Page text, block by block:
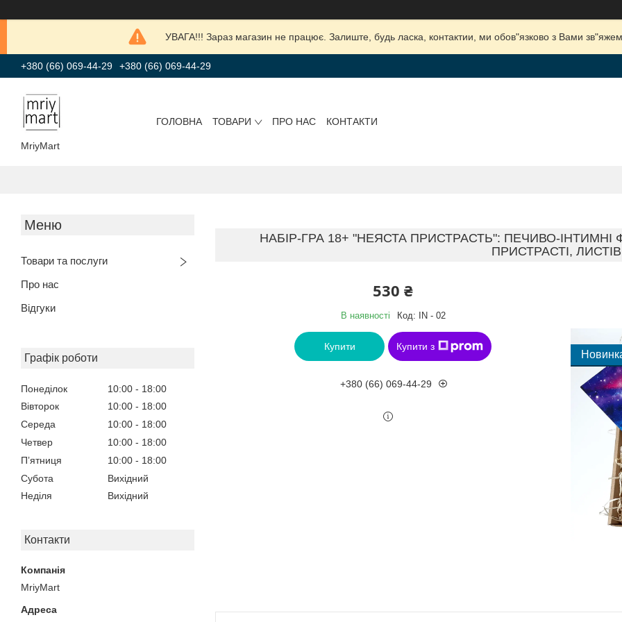
УВАГА!!! Зараз магазин не працює. Залиште, будь ласка, контактии, ми обов"язково з Вами
+380 (66) 069-44-29 +380 (66) 069-44-29
MriyMart
ГОЛОВНА ТОВАРИ ПРО НАС КОНТАКТИ
Товари та послуги
Про нас
Відгуки
Графік роботи
Понеділок 10:00
18:00
Вівторок
10:00
18:00
Середа
10:00
18:00
Четвер
10:00
18:00
Пʼятниця
10:00
18:00
Субота
Вихідний
Неділя
Вихідний
Контакти
MriyMart
НАБІР-ГРА 18+ "НЕЯСТА ПРИСТРАСТЬ": ПЕЧИВО-
ПРИСТРАСТІ,
530 ₴
В наявності Код: IN - 02
Купити Купити з
+380 (66) 069-44-29